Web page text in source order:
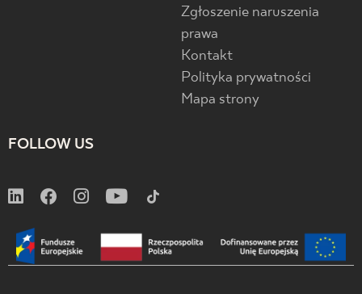
Zgłoszenie naruszenia
prawa
Kontakt
Polityka prywatności
Mapa strony
FOLLOW US